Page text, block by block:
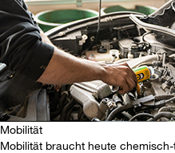
Mobilität
Mobilität braucht heute